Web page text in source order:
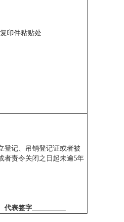
印件粘贴处
登记、吊销登记证或者被
者责令关闭之日起未逾5年
代表签字